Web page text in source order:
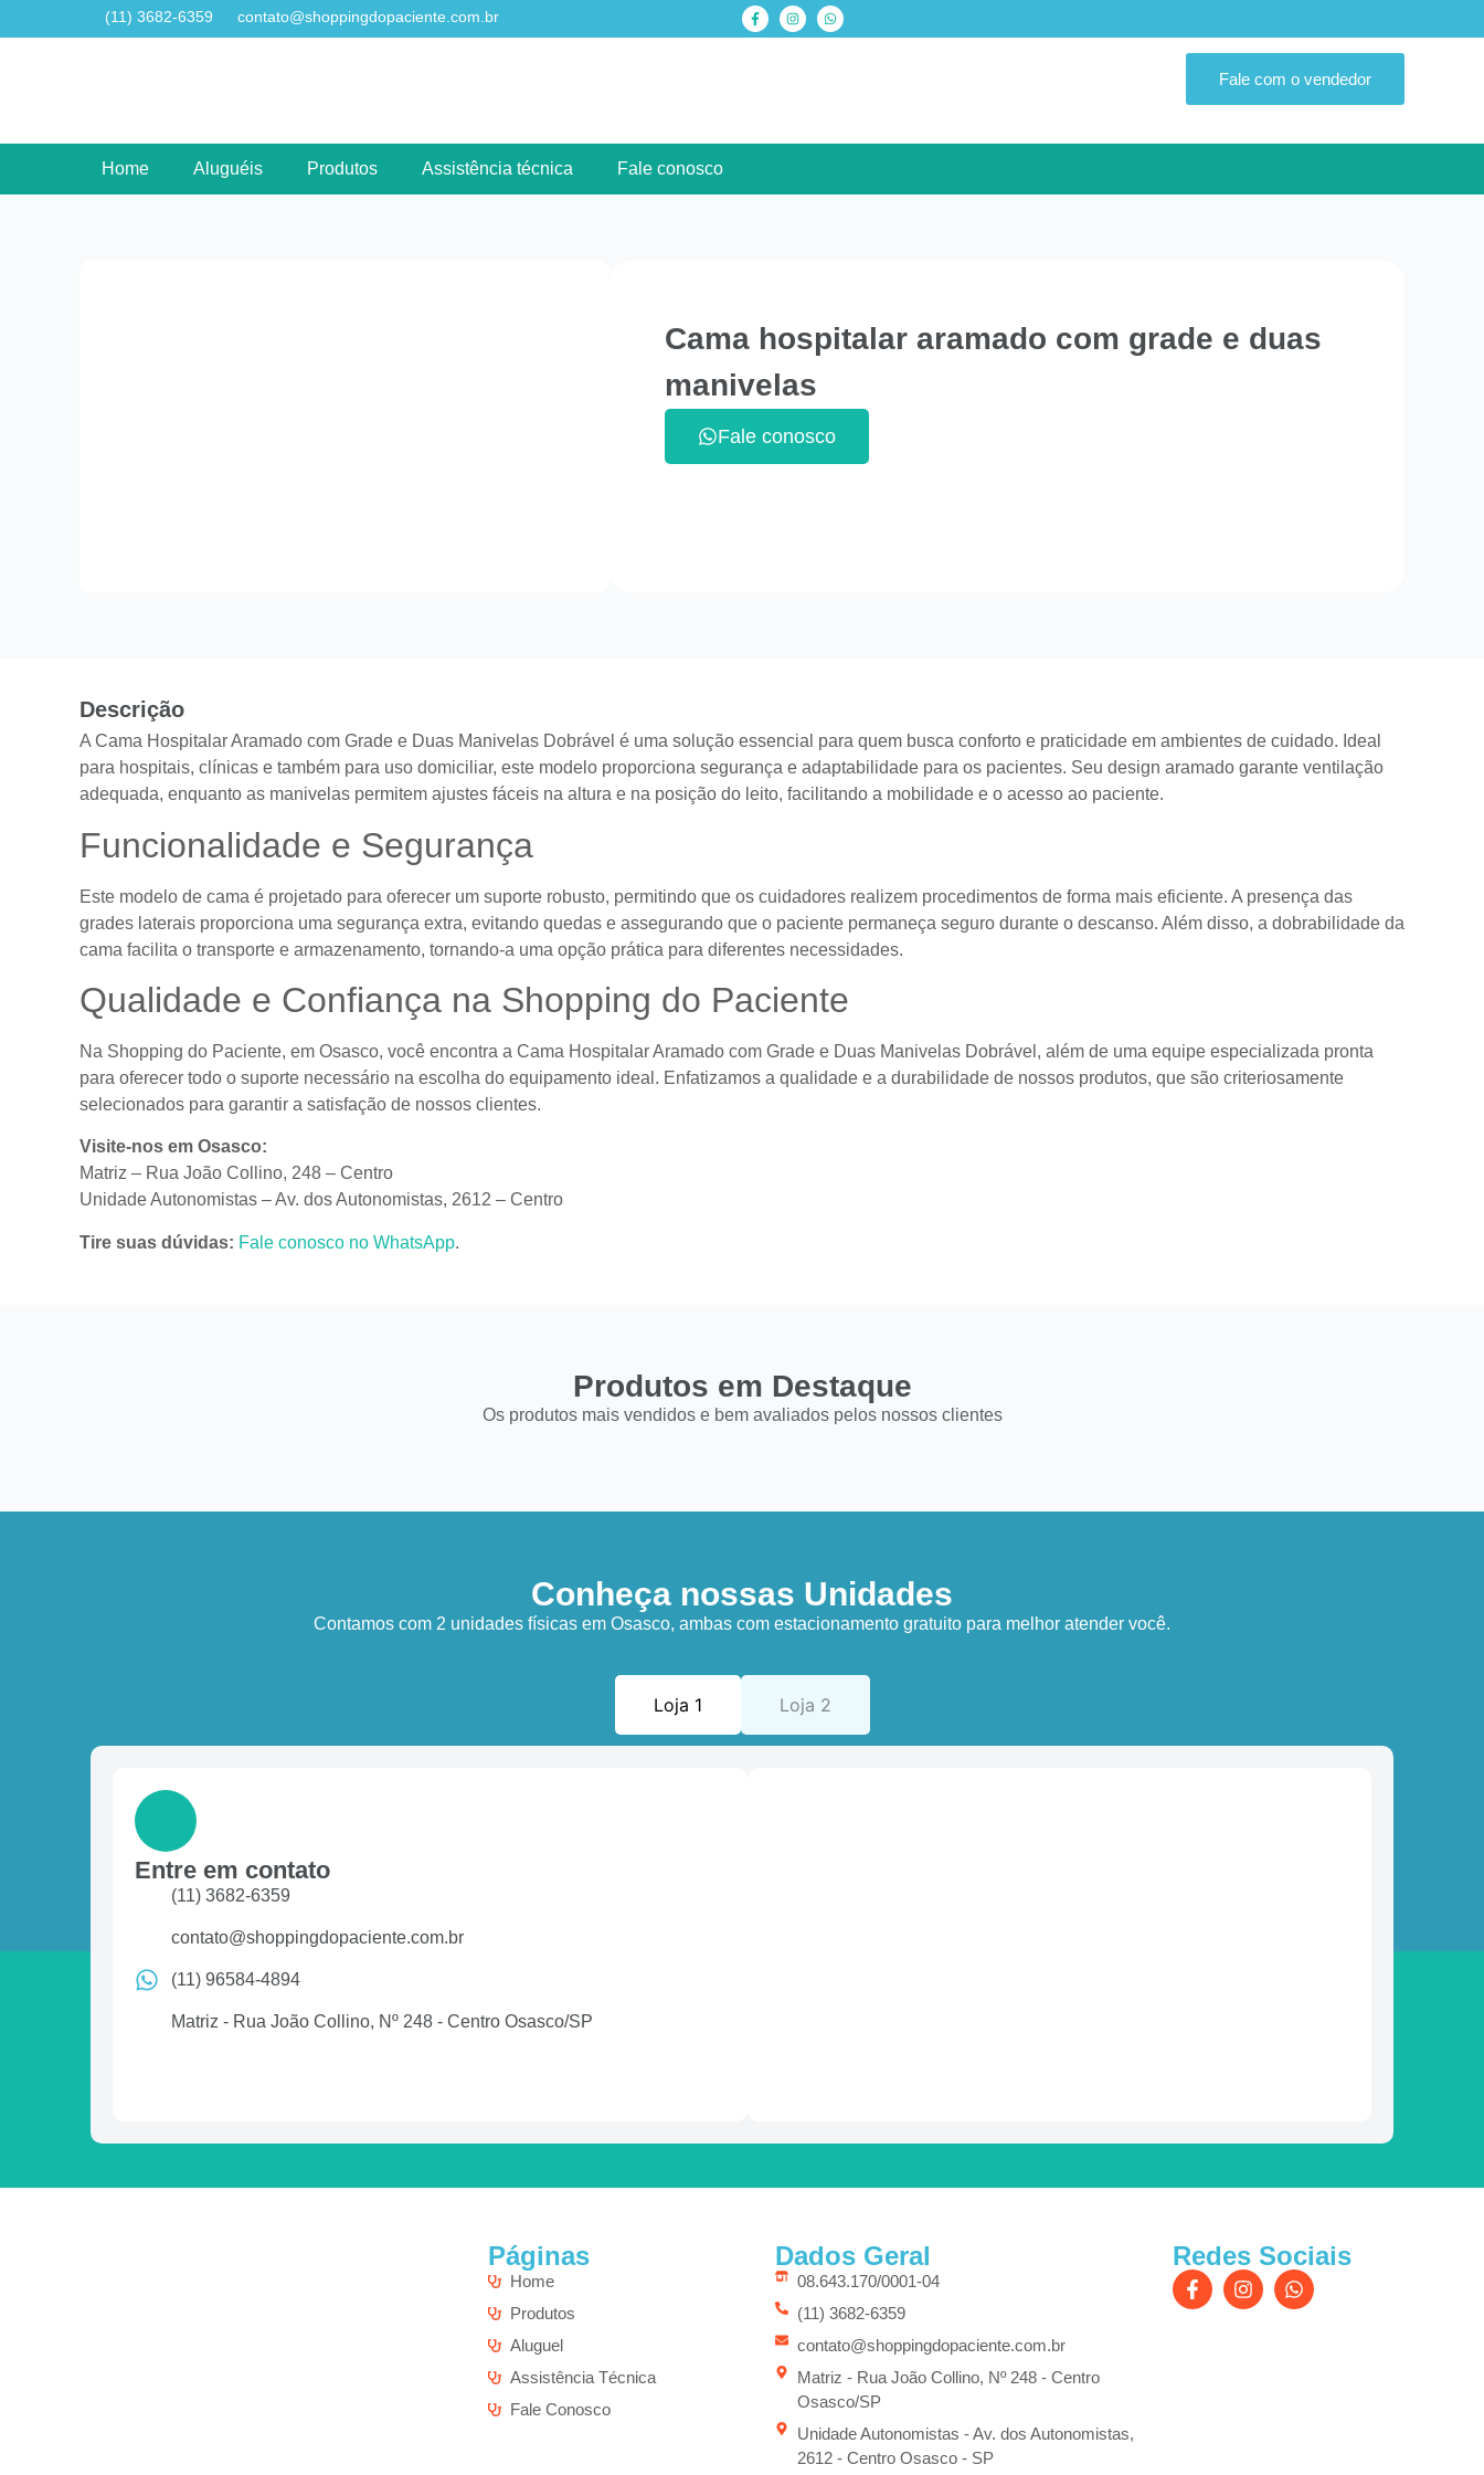
(11) 3682-6359 contato@shoppingdopaciente.com.br
Fale com o vendedor
Home Aluguéis Produtos Assistência técnica Fale conosco
Cama hospitalar aramado com grade e duas
manivelas
Fale conosco
Descrição
A Cama Hospitalar Aramado com Grade e Duas Manivelas Dobrável é uma solução essencial para quem busca conforto e praticidade em ambientes de cuidado. Ideal
para hospitais, clínicas e também para uso domiciliar, este modelo proporciona segurança e adaptabilidade para os pacientes. Seu design aramado garante ventilação
adequada, enquanto as manivelas permitem ajustes fáceis na altura e na posição do leito, facilitando a mobilidade e o acesso ao paciente.
Funcionalidade e Segurança
Este modelo de cama é projetado para oferecer um suporte robusto, permitindo que os cuidadores realizem procedimentos de forma mais eficiente. A presença das
grades laterais proporciona uma segurança extra, evitando quedas e assegurando que o paciente permaneça seguro durante o descanso. Além disso, a dobrabilidade da
cama facilita o transporte e armazenamento, tornando-a uma opção prática para diferentes necessidades.
Qualidade e Confiança na Shopping do Paciente
Na Shopping do Paciente, em Osasco, você encontra a Cama Hospitalar Aramado com Grade e Duas Manivelas Dobrável, além de uma equipe especializada pronta
para oferecer todo o suporte necessário na escolha do equipamento ideal. Enfatizamos a qualidade e a durabilidade de nossos produtos, que são criteriosamente
selecionados para garantir a satisfação de nossos clientes.
Visite-nos em Osasco:
Matriz – Rua João Collino, 248 – Centro
Unidade Autonomistas – Av. dos Autonomistas, 2612 – Centro
Tire suas dúvidas: Fale conosco no WhatsApp.
Produtos em Destaque
Os produtos mais vendidos e bem avaliados pelos nossos clientes
Conheça nossas Unidades
Contamos com 2 unidades físicas em Osasco, ambas com estacionamento gratuito para melhor atender você.
Loja 1 Loja 2
Entre em contato
(11) 3682-6359
contato@shoppingdopaciente.com.br
(11) 96584-4894
Matriz - Rua João Collino, Nº 248 - Centro Osasco/SP
Páginas
Home
Produtos
Aluguel
Assistência Técnica
Fale Conosco
Dados Geral
08.643.170/0001-04
(11) 3682-6359
contato@shoppingdopaciente.com.br
Matriz - Rua João Collino, Nº 248 - Centro
Osasco/SP
Unidade Autonomistas - Av. dos Autonomistas,
2612 - Centro Osasco - SP
Redes Sociais